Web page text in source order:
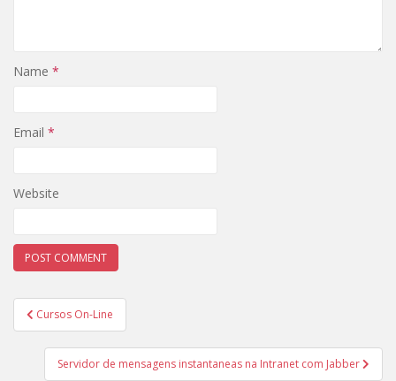
Name *
Email *
Website
Post
navigation
Cursos On-Line
Servidor de mensagens instantaneas na Intranet com Jabber